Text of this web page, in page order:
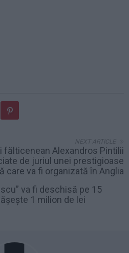
NEXT ARTICLE
fălticenean Alexandros Pintilii
de juriul unei prestigioase
care va fi organizată în Anglia
va fi deschisă pe 15
1 milion de lei